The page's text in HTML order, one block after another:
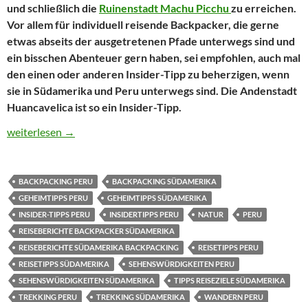
und schließlich die Ruinenstadt Machu Picchu zu erreichen.
Vor allem für individuell reisende Backpacker, die gerne
etwas abseits der ausgetretenen Pfade unterwegs sind und
ein bisschen Abenteuer gern haben, sei empfohlen, auch mal
den einen oder anderen Insider-Tipp zu beherzigen, wenn
sie in Südamerika und Peru unterwegs sind. Die Andenstadt
Huancavelica ist so ein Insider-Tipp.
Peru: Geheimtipp Huancavelica – Individuell durchs Andenland
weiterlesen →
BACKPACKING PERU
BACKPACKING SÜDAMERIKA
GEHEIMTIPPS PERU
GEHEIMTIPPS SÜDAMERIKA
INSIDER-TIPPS PERU
INSIDERTIPPS PERU NATUR
PERU
REISEBERICHTE BACKPACKER SÜDAMERIKA
REISEBERICHTE SÜDAMERIKA BACKPACKING
REISETIPPS PERU
REISETIPPS SÜDAMERIKA
SEHENSWÜRDIGKEITEN PERU
SEHENSWÜRDIGKEITEN SÜDAMERIKA
TIPPS REISEZIELE SÜDAMERIKA
TREKKING PERU
TREKKING SÜDAMERIKA
WANDERN PERU